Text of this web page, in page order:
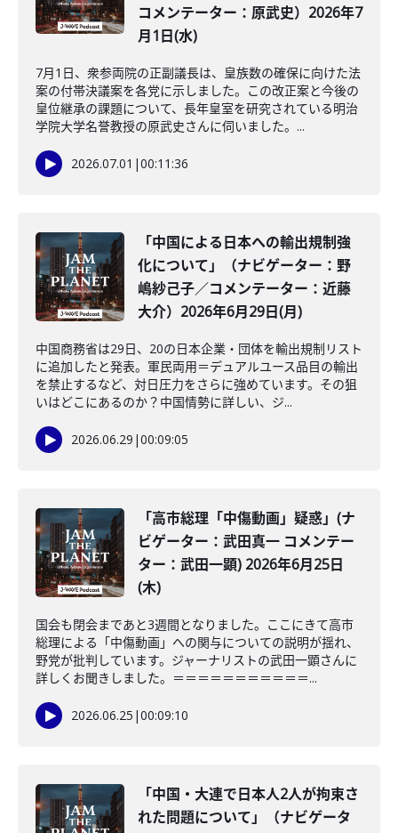
コメンテーター：原武史）2026年7
月1日(水)
7月1日、衆参両院の正副議長は、皇族数の確保に向けた法
案の付帯決議案を各党に示しました。この改正案と今後の
皇位継承の課題について、長年皇室を研究されている明治
学院大学名誉教授の原武史さんに伺いました。...
2026.07.01 |00:11:36
「中国による日本への輸出規制強
化について」（ナビゲーター：野
嶋紗己子／コメンテーター：近藤
大介）2026年6月29日(月)
中国商務省は29日、20の日本企業・団体を輸出規制リスト
に追加したと発表。軍民両用＝デュアルユース品目の輸出
を禁止するなど、対日圧力をさらに強めています。その狙
いはどこにあるのか？中国情勢に詳しい、ジ...
2026.06.29 |00:09:05
「高市総理「中傷動画」疑惑」(ナ
ビゲーター：武田真一 コメンテー
ター：武田一顕) 2026年6月25日
(木)
国会も閉会まであと3週間となりました。ここにきて高市
総理による「中傷動画」への関与についての説明が揺れ、
野党が批判しています。ジャーナリストの武田一顕さんに
詳しくお聞きしました。＝＝＝＝＝＝＝＝＝＝＝...
2026.06.25 |00:09:10
「中国・大連で日本人2人が拘束さ
れた問題について」（ナビゲータ